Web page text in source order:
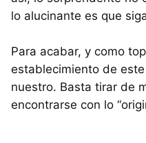
lo alucinante es que
Para acabar, y como
establecimiento de
nuestro. Basta tirar de
encontrarse con lo